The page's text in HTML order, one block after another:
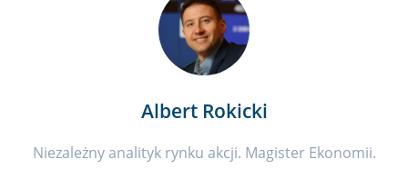
Albert Rokicki
Niezależny analityk rynku akcji. Magister Ekonomii.